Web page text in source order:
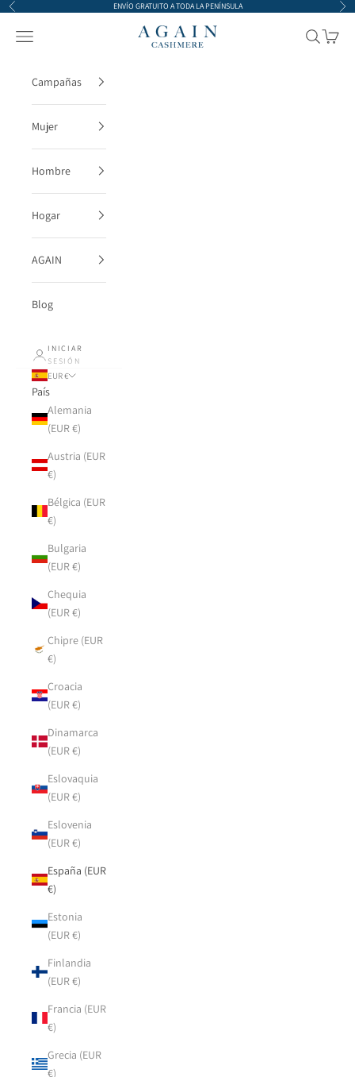
Ir al contenido
Anterior ENVÍO GRATUITO A TODA LA PENÍNSULA
AGAIN Cashmere
Menú Buscar
Cesta
Campañas
Mujer
Hombre
Hogar
AGAIN
Blog
INICIAR
SESIÓN
EUR €
País
Alemania
(EUR €)
Austria (EUR
€)
Bélgica (EUR
€)
Bulgaria
(EUR €)
Chequia
(EUR €)
Chipre (EUR
€)
Croacia
(EUR €)
Dinamarca
(EUR €)
Eslovaquia
(EUR €)
Eslovenia
(EUR €)
España (EUR
€)
Estonia
(EUR €)
Finlandia
(EUR €)
Francia (EUR
€)
Grecia (EUR
€)